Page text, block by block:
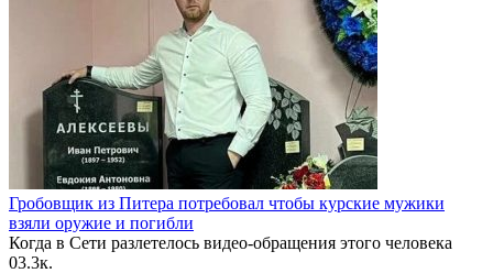
Гробовщик из Питера потребовал чтобы курские мужики
взяли оружие и погибли
Когда в Сети разлетелось видео-обращения этого человека
03.3к.